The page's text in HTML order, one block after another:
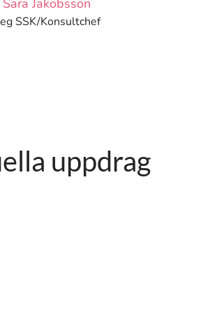
Sara Jakobsson
SSK/Konsultchef
uppdrag